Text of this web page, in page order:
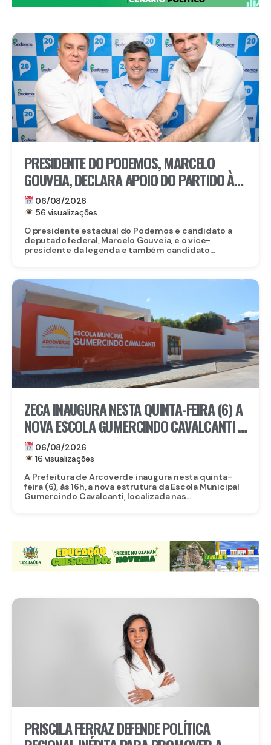
PRESIDENTE DO PODEMOS, MARCELO
GOUVEIA, DECLARA APOIO DO PARTIDO À
CANDIDATURA DE EDUARDO DA FONTE AO
SENADO
06/08/2026
56 visualizações
O presidente estadual do Podemos e candidato a
deputado federal, Marcelo Gouveia, e o vice-
presidente da legenda e também candidato...
ZECA INAUGURA NESTA QUINTA-FEIRA (6) A
NOVA ESCOLA GUMERCINDO CAVALCANTI E
AUTORIZA OBRAS DE CALÇAMENTO EM
ARCOVERDE
06/08/2026
16 visualizações
A Prefeitura de Arcoverde inaugura nesta quinta-
feira (6), às 16h, a nova estrutura da Escola Municipal
Gumercindo Cavalcanti, localizada nas...
PRISCILA FERRAZ DEFENDE POLÍTICA